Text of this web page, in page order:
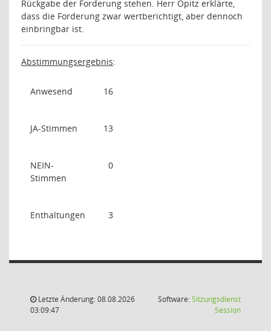
Rückgabe der Forderung stehen. Herr Opitz erklärte,
dass die Forderung zwar wertberichtigt, aber dennoch
einbringbar ist.
Abstimmungsergebnis:
Anwesend 16
JA-Stimmen 13
NEIN-
Stimmen
0
Enthaltungen 3
Letzte Änderung: 08.08.2026
03:09:47
Software:Sitzungsdienst
Session(Wird in